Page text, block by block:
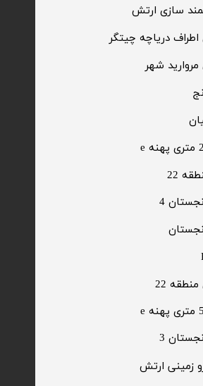
سازی ارتش
22
22
زمینی ارتش
دریاچه چیتگر
شهر
4
3